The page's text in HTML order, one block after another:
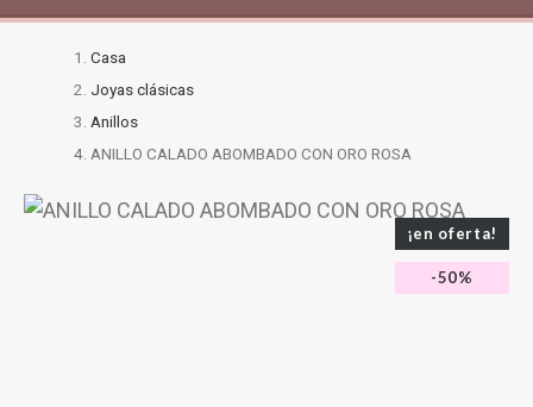
Casa
Joyas clásicas
Anillos
ANILLO CALADO ABOMBADO CON ORO ROSA
¡en oferta!
-50%